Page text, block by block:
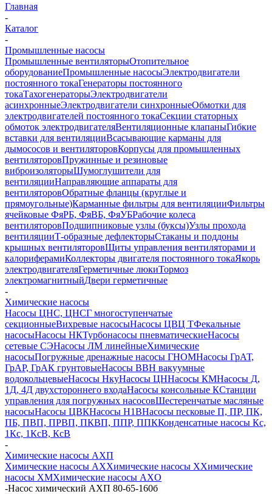
Главная
-
Каталог
-
Промышленные насосы
Промышленные вентиляторыОтопительное
оборудованиеПромышленные насосыЭлектродвигатели
постоянного токаГенераторы постоянного
токаТахогенераторыЭлектродвигатели
асинхронныеЭлектродвигатели синхронныеОбмотки для
электродвигателей постоянного токаСекции статорных
обмоток электродвигателяВентиляционные клапаныГибкие
вставки для вентиляцииВсасывающие карманы для
дымососов и вентиляторовКорпусы для промышленных
вентиляторовПружинные и резиновые
виброизоляторыШумоглушители для
вентиляцииНаправляющие аппараты для
вентиляторовОбратные фланцы (круглые и
прямоугольные)Карманные фильтры для вентиляцииФильтры
ячейковые ФяРБ, ФяВБ, ФяУБРабочие колеса
вентиляторовПодшипниковые узлы (буксы)Узлы прохода
вентиляцииТ-образные дефлекторыСтаканы и поддоны
крышных вентиляторовЩиты управления вентиляторами и
калориферамиКоллекторы двигателя постоянного токаЯкорь
электродвигателяГерметичные люкиТормоз
электромагнитныйДвери герметичные
-
Химические насосы
Насосы ЦНС, ЦНСГ многоступенчатые
секционныеВихревые насосыНасосы ЦВЦ ТФекальные
насосыНасосы НКТурбонасосы пневматическиеНасосы
сетевые СЭНасосы ЛМ линейныеХимические
насосыПогружные дренажные насосы ГНОМНасосы ГрАТ,
ГрАР, ГрАК грунтовыеНасосы ВВН вакуумные
водокольцевыеНасосы НкуНасосы ЦННасосы КМНасосы Д,
1Д, 4Д двухстороннего входаНасосы консольные КСтанции
управления для погружных насосовШестеренчатые масляные
насосыНасосы ЦВКНасосы Н1ВНасосы песковые П, ПР, ПК,
ПБ, ПВП, ПРВП, ПКВП, ППР, ППККонденсатные насосы Кс,
1Кс, 1КсВ, КсВ
-
Химические насосы АХП
Химические насосы AXХимические насосы XХимические
насосы XМХимические насосы AXО
-Насос химический АХП 80-65-160б